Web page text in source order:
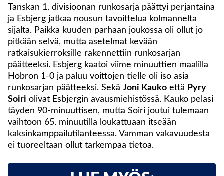
Tanskan 1. divisioonan runkosarja päättyi perjantaina
ja Esbjerg jatkaa nousun tavoittelua kolmannelta
sijalta. Paikka kuuden parhaan joukossa oli ollut jo
pitkään selvä, mutta asetelmat kevään
ratkaisukierroksille rakennettiin runkosarjan
päätteeksi. Esbjerg kaatoi viime minuuttien maalilla
Hobron 1-0 ja paluu voittojen tielle oli iso asia
runkosarjan päätteeksi. Sekä Joni Kauko että Pyry
Soiri olivat Esbjergin avausmiehistössä. Kauko pelasi
täyden 90-minuuttisen, mutta Soiri joutui tulemaan
vaihtoon 65. minuutilla loukattuaan itseään
kaksinkamppailutilanteessa. Vamman vakavuudesta
ei tuoreeltaan ollut tarkempaa tietoa.